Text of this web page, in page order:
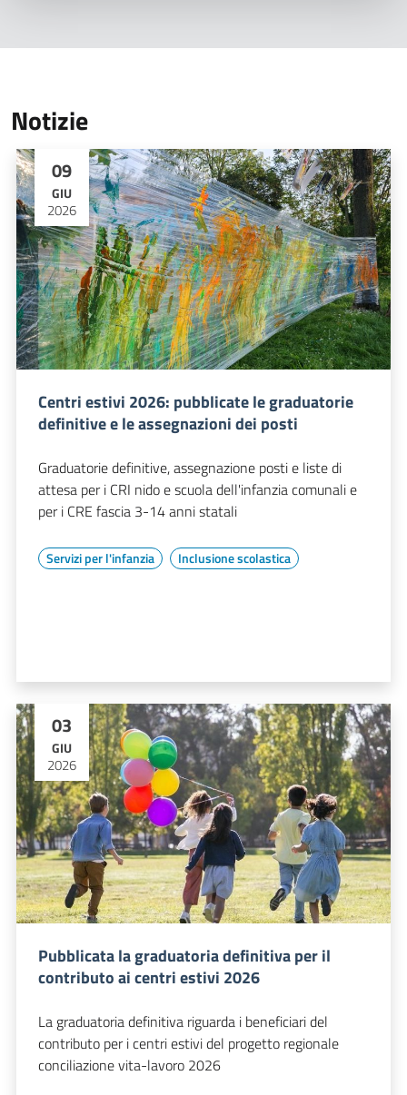
Notizie
09
GIU
2026
Centri estivi 2026: pubblicate le graduatorie
definitive e le assegnazioni dei posti
Graduatorie definitive, assegnazione posti e liste di
attesa per i CRI nido e scuola dell'infanzia comunali e
per i CRE fascia 3-14 anni statali
Servizi per l'infanzia Inclusione scolastica
03
GIU
2026
Pubblicata la graduatoria definitiva per il
contributo ai centri estivi 2026
La graduatoria definitiva riguarda i beneficiari del
contributo per i centri estivi del progetto regionale
conciliazione vita-lavoro 2026